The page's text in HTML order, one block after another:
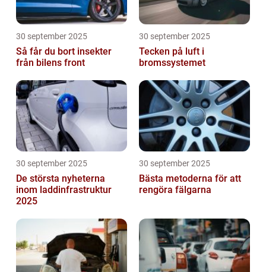
30 september 2025
Så får du bort insekter
från bilens front
30 september 2025
Tecken på luft i
bromssystemet
30 september 2025
De största nyheterna
inom laddinfrastruktur
2025
30 september 2025
Bästa metoderna för att
rengöra fälgarna